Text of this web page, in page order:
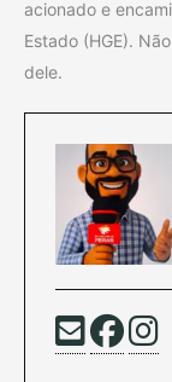
acionado e
Estado (HGE).
dele.